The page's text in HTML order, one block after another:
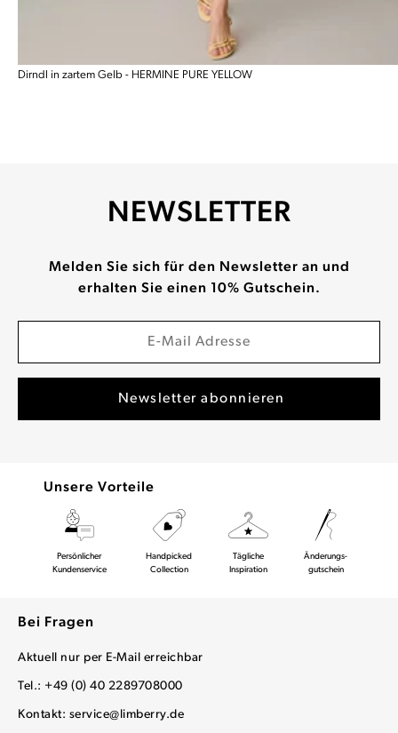
Dirndl in zartem Gelb - HERMINE PURE YELLOW
NEWSLETTER
Melden Sie sich für den Newsletter an und
erhalten Sie einen 10% Gutschein.
Unsere Vorteile
Persönlicher
Kundenservice
Handpicked
Collection
Tägliche
Inspiration
Änderungs-
gutschein
Bei Fragen
Aktuell nur per E-Mail erreichbar
Tel.: +49 (0) 40 2289708000
Kontakt: service@limberry.de